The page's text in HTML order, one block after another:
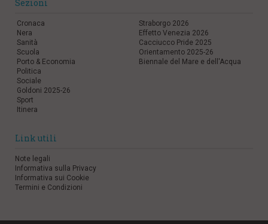
Sezioni
Cronaca
Nera
Sanità
Scuola
Porto & Economia
Politica
Sociale
Goldoni 2025-26
Sport
Itinera
Straborgo 2026
Effetto Venezia 2026
Cacciucco Pride 2025
Orientamento 2025-26
Biennale del Mare e dell'Acqua
Link utili
Note legali
Informativa sulla Privacy
Informativa sui Cookie
Termini e Condizioni